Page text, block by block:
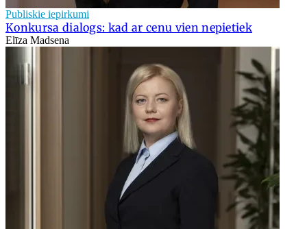
Publiskie iepirkumi
Konkursa dialogs: kad ar cenu vien nepietiek
Elīza Madsena